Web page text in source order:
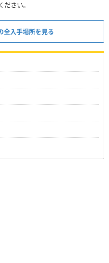
さい。
全入手場所を見る